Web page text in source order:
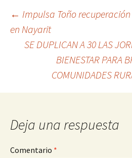
entrada
← Impulsa Toño
en Nayarit
SE DUPLICAN A 30 LAS
BIENESTAR PARA
COMUNIDADES
Deja una respuesta
Comentario *